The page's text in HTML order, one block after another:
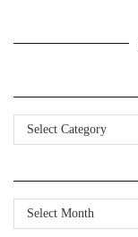
Kategorier
Arkiv